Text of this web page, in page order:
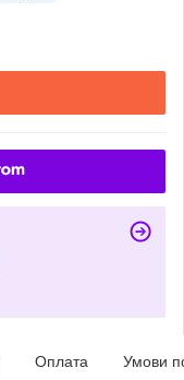
Оплата Умови